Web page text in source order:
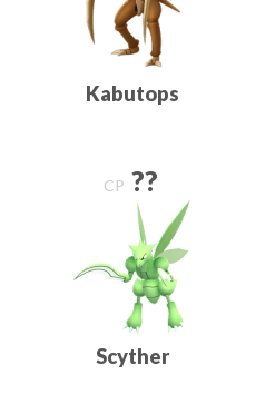
Kabutops
CP ??
Scyther